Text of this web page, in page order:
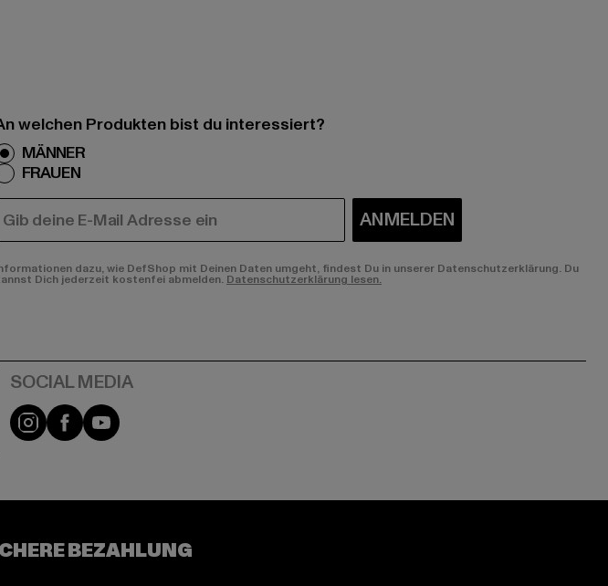
welchen Produkten bist du interessiert?
MÄNNER
FRAUEN
E-MAIL ANMELDEN
dazu, wie DefShop mit Deinen Daten umgeht, findest Du in unserer Datenschutzerklärung. Du
Dich jederzeit kostenfei abmelden. Datenschutzerklärung lesen.
Instagram
FacebookYouTube
BEZAHLUNG